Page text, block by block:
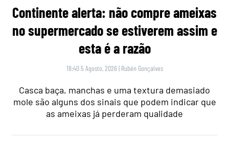
Continente alerta: não compre ameixas
no supermercado se estiverem assim e
esta é a razão
18:40 5 Agosto, 2026 | Rubén Gonçalves
Casca baça, manchas e uma textura demasiado
mole são alguns dos sinais que podem indicar que
as ameixas já perderam qualidade